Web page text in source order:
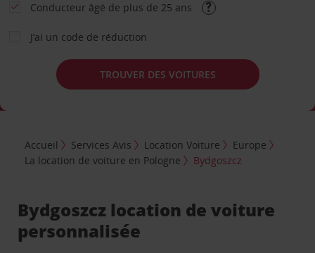
Conducteur âgé de plus de 25 ans
J’ai un code de réduction
TROUVER DES VOITURES
Accueil Services Avis Location Voiture
Europe
La location de voiture en Pologne
Bydgoszcz
Bydgoszcz location de voiture
personnalisée